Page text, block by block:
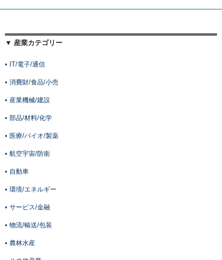
▼ 産業カテゴリー
• IT/電子/通信
• 消費財/食品/小売
• 産業機械/建設
• 部品/材料/化学
• 医療/バイオ/製薬
• 航空宇宙/防衛
• 自動車
• 環境/エネルギー
• サービス/金融
• 物流/輸送/包装
• 農林水産